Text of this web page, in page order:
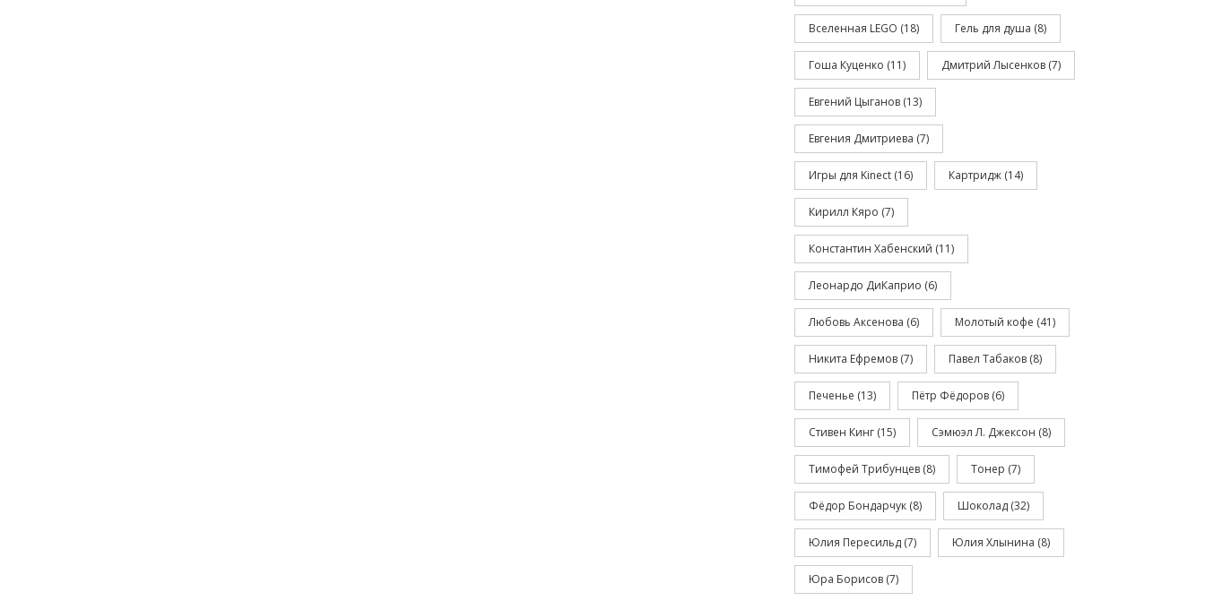
Вселенная LEGO (18) Гель для душа (8)
Гоша Куценко (11) Дмитрий Лысенков (7)
Евгений Цыганов (13)
Евгения Дмитриева (7)
Игры для Kinect (16) Картридж (14)
Кирилл Кяро (7)
Константин Хабенский (11)
Леонардо ДиКаприо (6)
Любовь Аксенова (6) Молотый кофе (41)
Никита Ефремов (7) Павел Табаков (8)
Печенье (13) Пётр Фёдоров (6)
Стивен Кинг (15) Сэмюэл Л. Джексон (8)
Тимофей Трибунцев (8) Тонер (7)
Фёдор Бондарчук (8) Шоколад (32)
Юлия Пересильд (7) Юлия Хлынина (8)
Юра Борисов (7)